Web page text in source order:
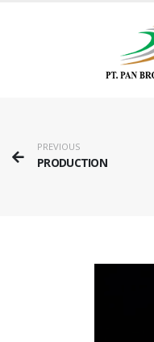
PREVIOUS
PRODUCTION